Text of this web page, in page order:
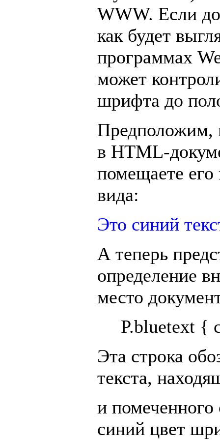
WWW. Если
как будет
программах
может
шрифта до
Предположим,
в HTML-
помещаете его
вида:
Это синий
А теперь
определение
место
P.bluetext {
Эта строка
текста,
и
синий цвет